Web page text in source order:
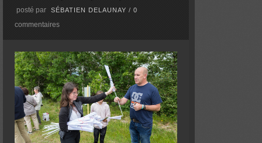
posté par SÉBATIEN DELAUNAY /0
commentaires